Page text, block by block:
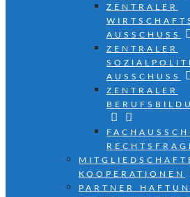
ZENTRALER
AUSSCHUSS
ZENTRALER
AUSSCHUSS
ZENTRALER
KOOPERATIONEN
PARTNER